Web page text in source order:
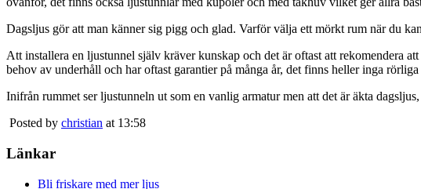
Dagsljus gör att man känner sig pigg och glad. Varför välja ett mörkt rum när du
Att installera en ljustunnel själv kräver kunskap och det är oftast att rekomendera
behov av underhåll och har oftast garantier på många år, det finns heller inga
Inifrån rummet ser ljustunneln ut som en vanlig armatur men att det är äkta
Posted by christian at 13:58
Länkar
Bli friskare med mer ljus